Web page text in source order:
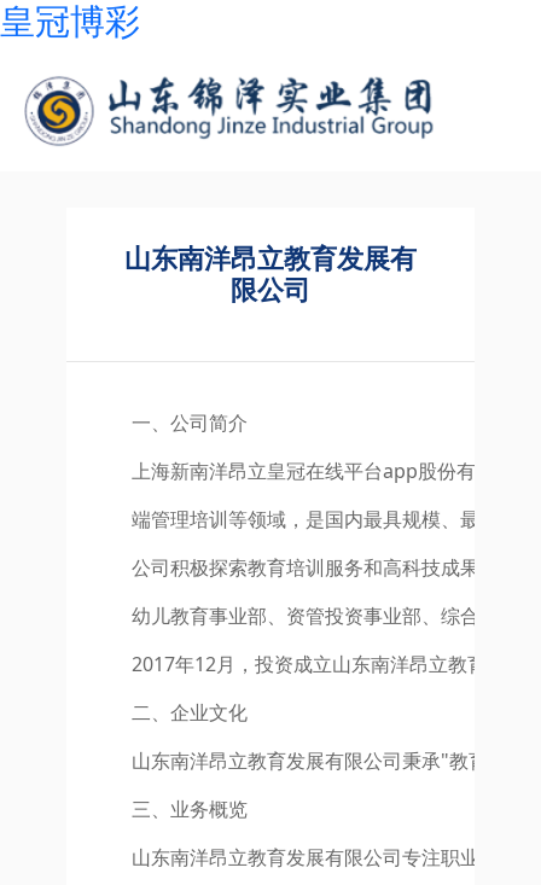
皇冠博彩
山东南洋昂立教育发展有
限公司
一、公司简介
上海新南洋昂立皇冠在线平台app股份有限公
端管理培训等领域，是国内最具规模、最优秀
公司积极探索教育培训服务和高科技成果产业
幼儿教育事业部、资管投资事业部、综合业务
2017年12月，投资成立山东南洋昂立教育发展
二、企业文化
山东南洋昂立教育发展有限公司秉承"教育回
三、业务概览
山东南洋昂立教育发展有限公司专注职业教育